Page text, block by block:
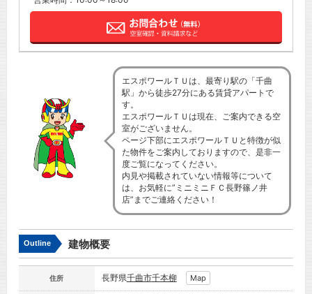
エスポワールＴＵは、最寄り駅の「千曲
駅」から徒歩27分にある賃貸アパートで
す。
エスポワールＴＵは現在、ご案内できる空
室がございません。
ページ下部にエスポワールＴＵと特徴が似
た物件をご案内しておりますので、是非一
度ご覧になってください。
内見や掲載されていない情報等について
は、お気軽に”ミニミニＦＣ長野篠ノ井
店”までご連絡ください！
Outline 建物概要
住所 長野県千曲市千本柳 Map